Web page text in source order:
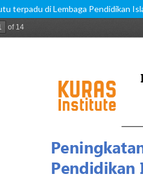
terpadu di Lembaga Pendidikan